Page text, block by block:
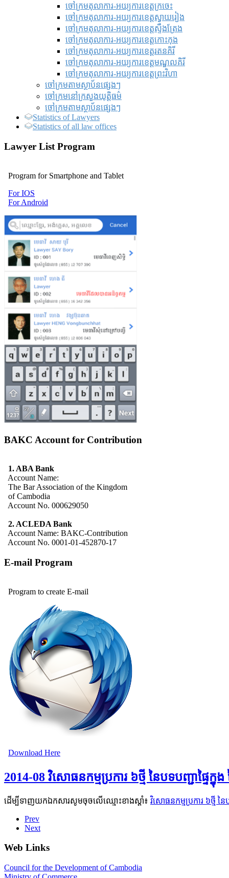
ចៅក្រមតុលាការ-អយ្យការខេត្តក្រចេះ
ចៅក្រមតុលាការ-អយ្យការខេត្តស្វាយរៀង
ចៅក្រមតុលាការ-អយ្យការខេត្តស្ទឹងត្រែង
ចៅក្រមតុលាការ-អយ្យការខេត្តកោះកុង
ចៅក្រមតុលាការ-អយ្យការខេត្តរតនគិរី
ចៅក្រមតុលាការ-អយ្យការខេត្តមណ្ឌលគិរី
ចៅក្រមតុលាការ-អយ្យការខេត្តព្រះវិហា
ចៅក្រមតាមស្ថាប័នផ្សេងៗ
ចៅក្រមនៅក្រសួងយុត្តិធម៌
ចៅក្រមតាមស្ថាប័នផ្សេងៗ
Statistics of Lawyers
Statistics of all law offices
Lawyer List Program
Program for Smartphone and Tablet
For IOS
For Android
BAKC Account for Contribution
1. ABA Bank
Account Name:
The Bar Association of the Kingdom
of Cambodia
Account No. 000629050
2. ACLEDA Bank
Account Name: BAKC-Contribution
Account No. 0001-01-452870-17
E-mail Program
Program to create E-mail
Download Here
2014-08 វិសោធនកម្មប្រការ ៦ថ្មី នៃបទបញ្ជាផ្ទៃក្នុ
ដើម្បីទាញយកឯកសារសូមចុចលើឈ្មោះខាងស្តាំ៖ វិសោធនកម្មប្រការ ៦ថ្មី នៃ
Prev
Next
Web Links
Council for the Development of Cambodia